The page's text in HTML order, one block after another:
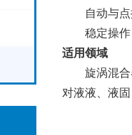
自动与点振
稳定操作：
适用领域
旋涡混合器
对液液、液